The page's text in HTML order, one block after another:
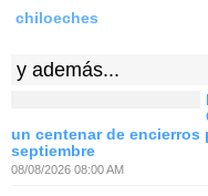
chiloeches
y además...
un centenar de encierros
septiembre
08/08/2026 08:00 AM